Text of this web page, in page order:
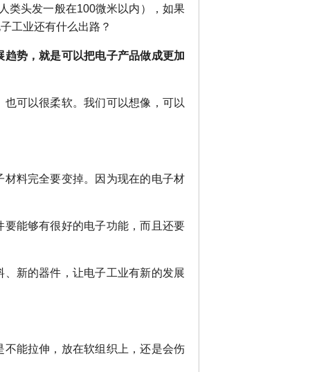
类头发一般在100微米以内），如果
工业还有什么出路？
势，就是可以把电子产品做成更加
可以很柔软。我们可以想像，可以
料完全要变掉。因为现在的电子材
能够有很好的电子功能，而且还要
新的器件，让电子工业有新的发展
能拉伸，放在软组织上，还是会伤